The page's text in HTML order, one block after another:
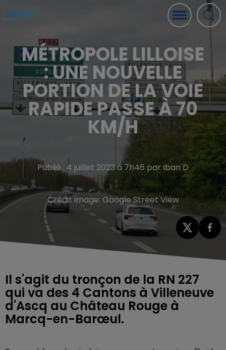
MÉTROPOLE LILLOISE
: UNE NOUVELLE
PORTION DE LA VOIE
RAPIDE PASSE À 70
KM/H
Publié : 4 juillet 2023 à 7h46 par Iban D
Crédit image: Google Street View
Il s'agit du tronçon de la RN 227
qui va des 4 Cantons à Villeneuve
d'Ascq au Château Rouge à
Marcq-en-Barœul.